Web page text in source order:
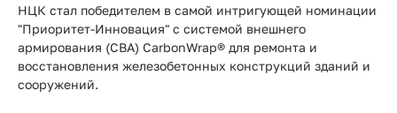
НЦК стал победителем в самой интригующей номинации
"Приоритет-Инновация" с системой внешнего
армирования (СВА) CarbonWrap® для ремонта и
восстановления железобетонных конструкций зданий и
сооружений.